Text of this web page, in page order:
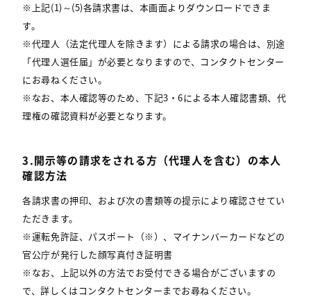
※上記(1)～(5)各請求書は、本画面よりダウンロードできま
す。
※代理人（法定代理人を除きます）による請求の場合は、別途
「代理人選任届」が必要となりますので、コンタクトセンター
にお尋ねください。
※なお、本人確認等のため、下記3・6による本人確認書類、代
理権の確認資料が必要となります。
3.開示等の請求をされる方（代理人を含む）の本人
確認方法
各請求書の押印、および次の書類等の提示により確認させてい
ただきます。
※運転免許証、パスポート（※）、マイナンバーカードなどの
官公庁が発行した顔写真付き証明書
※なお、上記以外の方法でお受付できる場合がございますの
で、詳しくはコンタクトセンターまでお尋ねください。